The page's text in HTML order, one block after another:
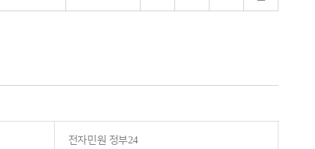
전자민원 정부24